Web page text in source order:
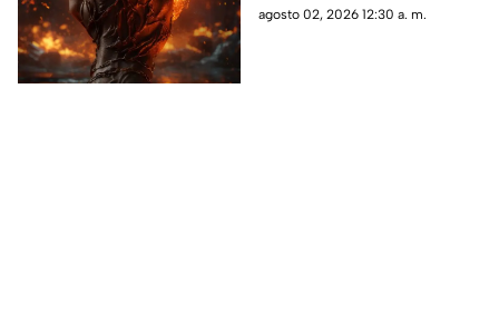
estado de Campeche durante
agosto 02, 2026 12:30 a. m.